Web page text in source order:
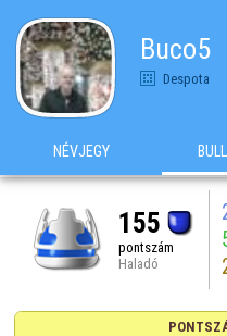
Buco5
Despota
NÉVJEGY
155
pontszám
Haladó